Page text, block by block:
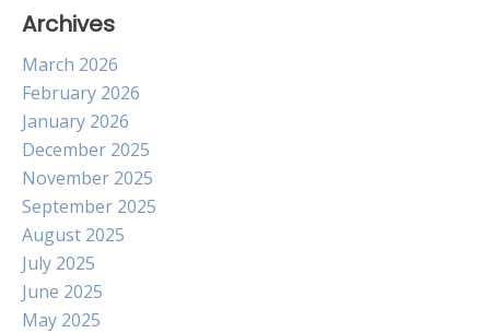
Archives
March 2026
February 2026
January 2026
December 2025
November 2025
September 2025
August 2025
July 2025
June 2025
May 2025